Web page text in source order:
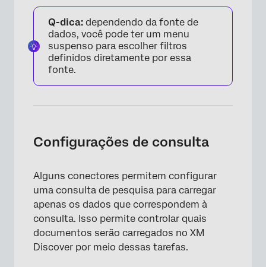
Q-dica: dependendo da fonte de
dados, você pode ter um menu
suspenso para escolher filtros
definidos diretamente por essa
fonte.
Configurações de consulta
Alguns conectores permitem configurar
uma consulta de pesquisa para carregar
apenas os dados que correspondem à
consulta. Isso permite controlar quais
documentos serão carregados no XM
Discover por meio dessas tarefas.